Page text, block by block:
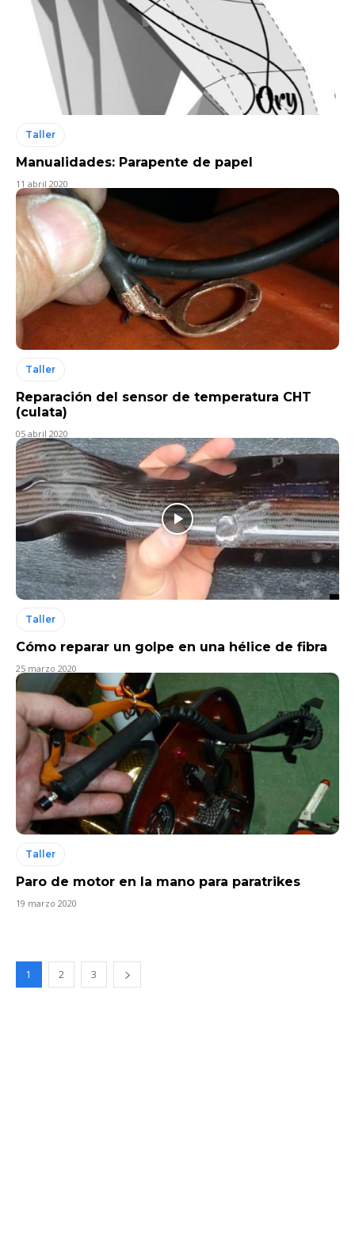
Taller
Manualidades: Parapente de papel
11 abril 2020
Taller
Reparación del sensor de temperatura CHT
(culata)
05 abril 2020
Taller
Cómo reparar un golpe en una hélice de fibra
25 marzo 2020
Taller
Paro de motor en la mano para paratrikes
19 marzo 2020
1 2 3